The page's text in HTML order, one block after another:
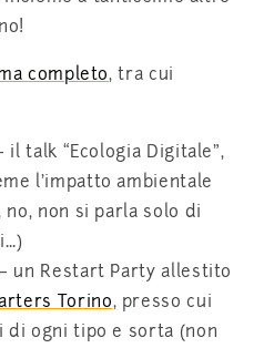
completo, tra cui
il talk “Ecologia Digitale”,
l’impatto ambientale
non si parla solo di
un Restart Party allestito
Torino, presso cui
di ogni tipo e sorta (non